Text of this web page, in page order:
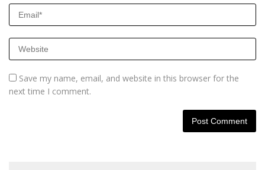
Save my name, email, and website in this browser for the
next time I comment.